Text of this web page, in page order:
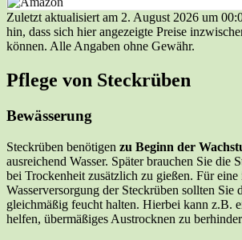
Zuletzt aktualisiert am 2. August 2026 um
hin, dass sich hier angezeigte Preise
können. Alle Angaben ohne Gewähr.
Pflege von Steckrüben
Bewässerung
Steckrüben benötigen zu Beginn der
ausreichend Wasser. Später brauchen Sie die
bei Trockenheit zusätzlich zu gießen. Für eine
Wasserversorgung der Steckrüben sollten Sie
gleichmäßig feucht halten. Hierbei kann z.B.
helfen, übermäßiges Austrocknen zu